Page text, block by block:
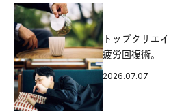
トップクリエ
疲労回復術。
2026.07.07